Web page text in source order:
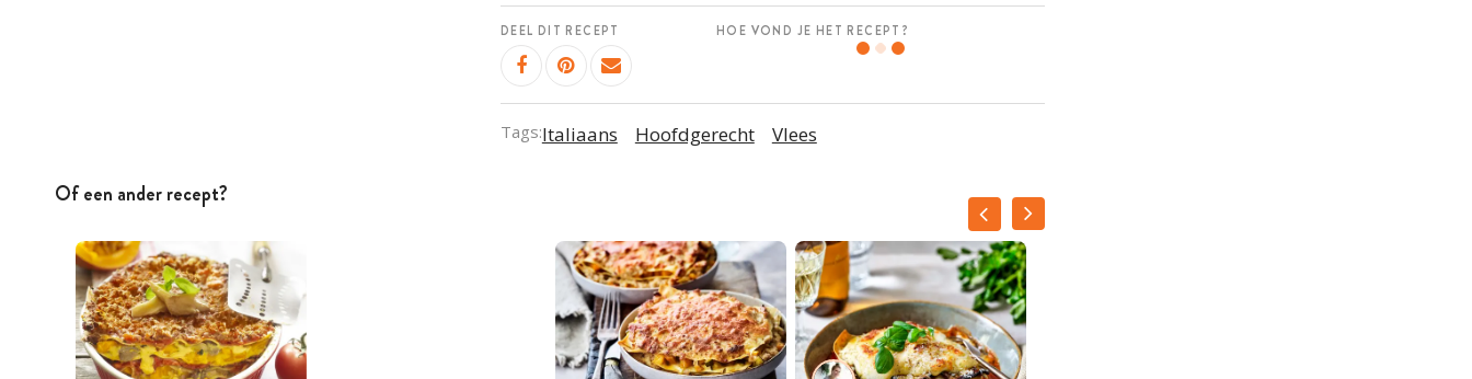
DEEL DIT RECEPT HOE VOND JE HET RECEPT?
Tags:Italiaans Hoofdgerecht Vlees
Of een ander recept?